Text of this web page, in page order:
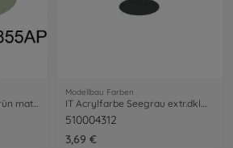
IT Acrylfarbe Ital. Inter.Grün matt 20ml
Modellbau Farben
IT Acrylfarbe Seegrau extr.dkl.matt 20ml
510004312
3,69 €